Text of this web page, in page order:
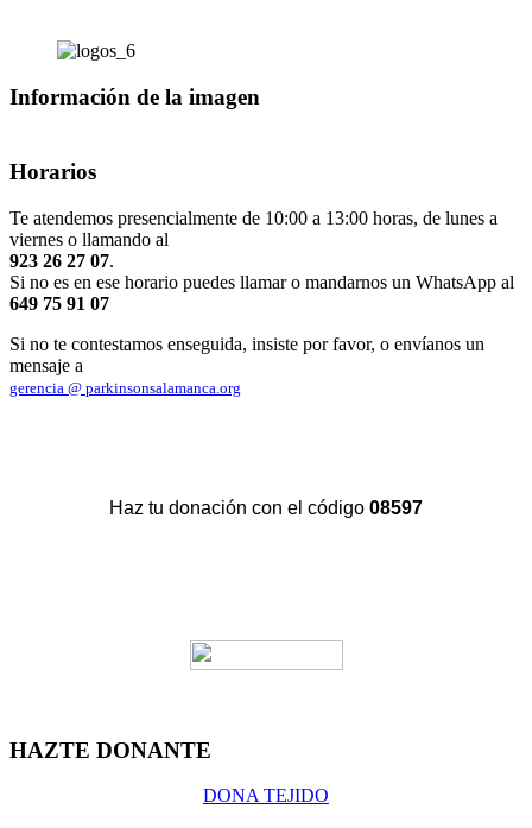
Información de la imagen
Horarios
Te atendemos presencialmente de 10:00 a 13:00 horas, de lunes a
viernes o llamando al
923 26 27 07.
Si no es en ese horario puedes llamar o mandarnos un WhatsApp al
649 75 91 07
Si no te contestamos enseguida, insiste por favor, o envíanos un
mensaje a
gerencia @ parkinsonsalamanca.org
Haz tu donación con el código 08597
HAZTE DONANTE
DONA TEJIDO